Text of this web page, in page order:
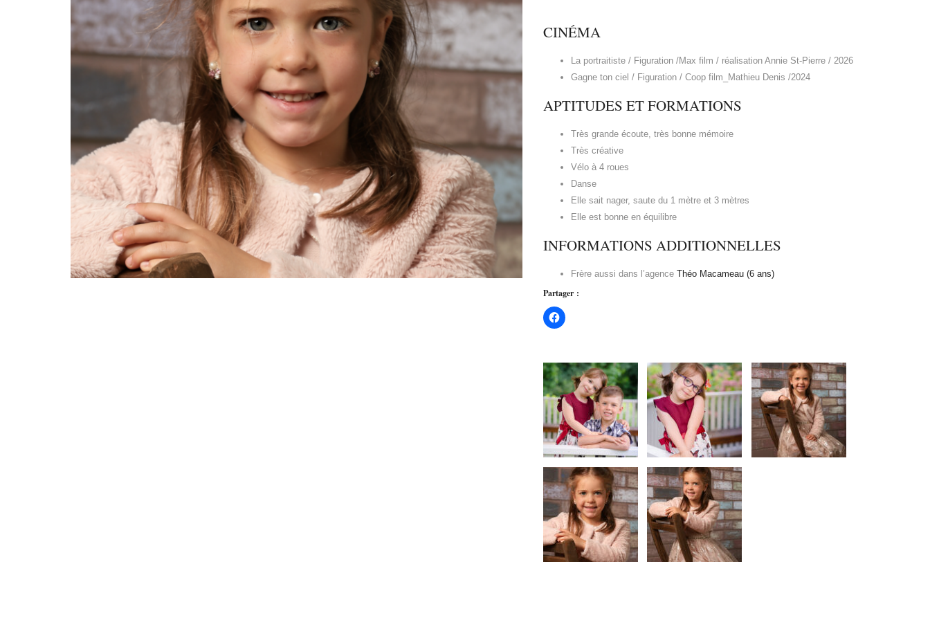
CINÉMA
La portraitiste / Figuration /Max film / réalisation Annie St-Pierre / 2026
Gagne ton ciel / Figuration / Coop film_Mathieu Denis /2024
APTITUDES ET FORMATIONS
Très grande écoute, très bonne mémoire
Très créative
Vélo à 4 roues
Danse
Elle sait nager, saute du 1 mètre et 3 mètres
Elle est bonne en équilibre
INFORMATIONS ADDITIONNELLES
Frère aussi dans l’agence Théo Macameau (6 ans)
Partager :